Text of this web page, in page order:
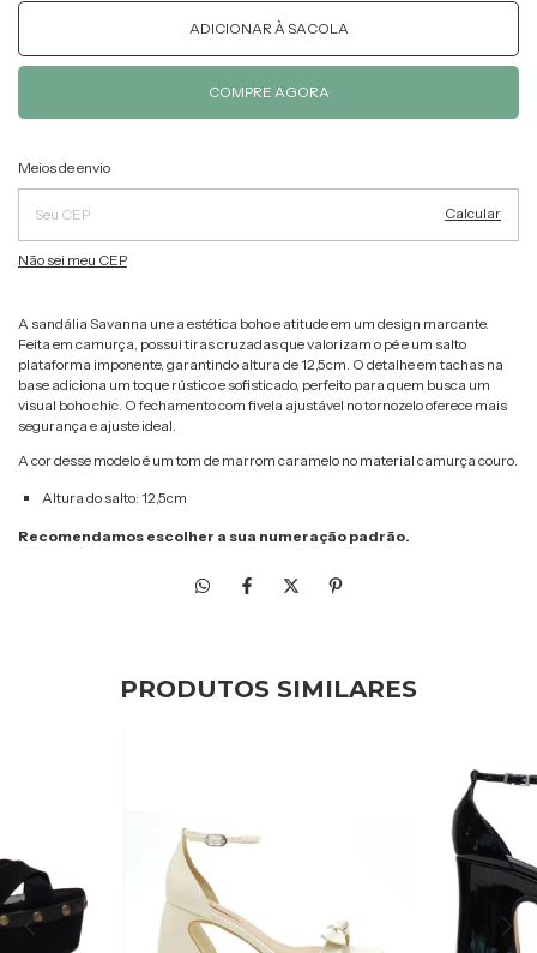
Entregas para o CEP:
Meios de envio
Calcular
Não sei meu CEP
A sandália Savanna une a estética boho e atitude em um design marcante.
Feita em camurça, possui tiras cruzadas que valorizam o pé e um salto
plataforma imponente, garantindo altura de 12,5cm. O detalhe em tachas na
base adiciona um toque rústico e sofisticado, perfeito para quem busca um
visual boho chic. O fechamento com fivela ajustável no tornozelo oferece mais
segurança e ajuste ideal.
A cor desse modelo é um tom de marrom caramelo no material camurça couro.
Altura do salto: 12,5cm
Recomendamos escolher a sua numeração padrão.
PRODUTOS SIMILARES